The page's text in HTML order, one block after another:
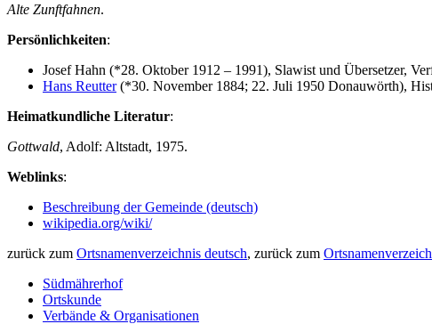
Alte Zunftfahnen.
Persönlichkeiten:
Josef Hahn (*28. Oktober 1912 – 1991), Slawist und Übersetzer,
Hans Reutter(*30. November 1884; 22. Juli 1950 Donauwörth),
Heimatkundliche Literatur:
Gottwald, Adolf: Altstadt, 1975.
Weblinks:
Beschreibung der Gemeinde (deutsch)
wikipedia.org/wiki/
zurück zum Ortsnamenverzeichnis deutsch, zurück zum
Südmährerhof
Ortskunde
Verbände & Organisationen